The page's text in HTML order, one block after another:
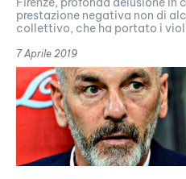
prestazione negativa non di
collettivo, che ha portato i
7 Aprile 2019